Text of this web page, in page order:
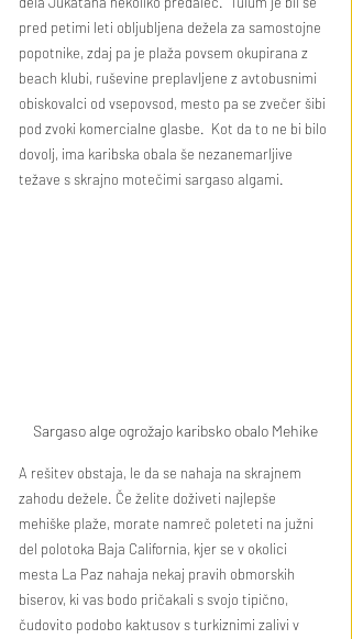
pred petimi leti obljubljena dežela za samostojne
popotnike, zdaj pa je plaža povsem okupirana z
beach klubi, ruševine preplavljene z avtobusnimi
obiskovalci od vsepovsod, mesto pa se zvečer šibi
pod zvoki komercialne glasbe.  Kot da to ne bi bilo
dovolj, ima karibska obala še nezanemarljive
težave s skrajno motečimi sargaso algami.
Sargaso alge ogrožajo karibsko obalo Mehike
A rešitev obstaja, le da se nahaja na skrajnem
zahodu dežele. Če želite doživeti najlepše
mehiške plaže, morate namreč poleteti na južni
del polotoka Baja California, kjer se v okolici
mesta La Paz nahaja nekaj pravih obmorskih
biserov, ki vas bodo pričakali s svojo tipično,
čudovito podobo kaktusov s turkiznimi zalivi v